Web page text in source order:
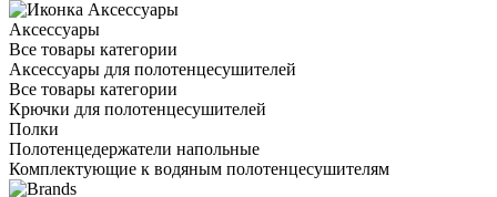
Аксессуары
Все товары категории
Аксессуары для полотенцесушителей
Все товары категории
Крючки для полотенцесушителей
Полки
Полотенцедержатели напольные
Комплектующие к водяным полотенцесушителям